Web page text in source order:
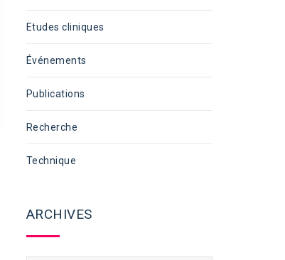
Etudes cliniques
Événements
Publications
Recherche
Technique
ARCHIVES